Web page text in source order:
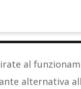
al
alternativa